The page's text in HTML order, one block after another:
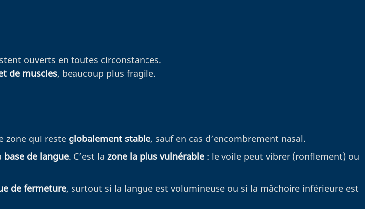
ouverts en toutes circonstances.
de muscles, beaucoup plus fragile.
zone qui reste globalement stable, sauf en cas d’encombrement nasal.
base de langue. C’est la zone la plus vulnérable : le voile peut vibrer (ronflement) ou
de fermeture, surtout si la langue est volumineuse ou si la mâchoire inférieure est